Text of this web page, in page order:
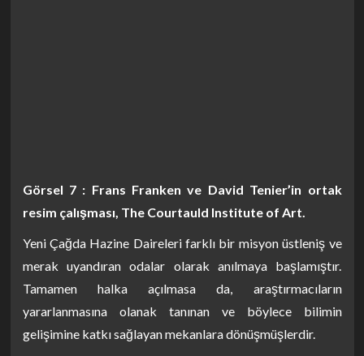
Görsel 7 : Frans Franken ve David Tenier’in ortak
resim çalışması, The Courtauld Institute of Art.
Yeni Çağda Hazine Daireleri farklı bir misyon üstleniş ve
merak uyandıran odalar olarak anılmaya başlamıştır.
Tamamen halka açılmasa da, araştırmacıların
yararlanmasına olanak tanınan ve böylece bilimin
gelişimine katkı sağlayan mekanlara dönüşmüşlerdir.